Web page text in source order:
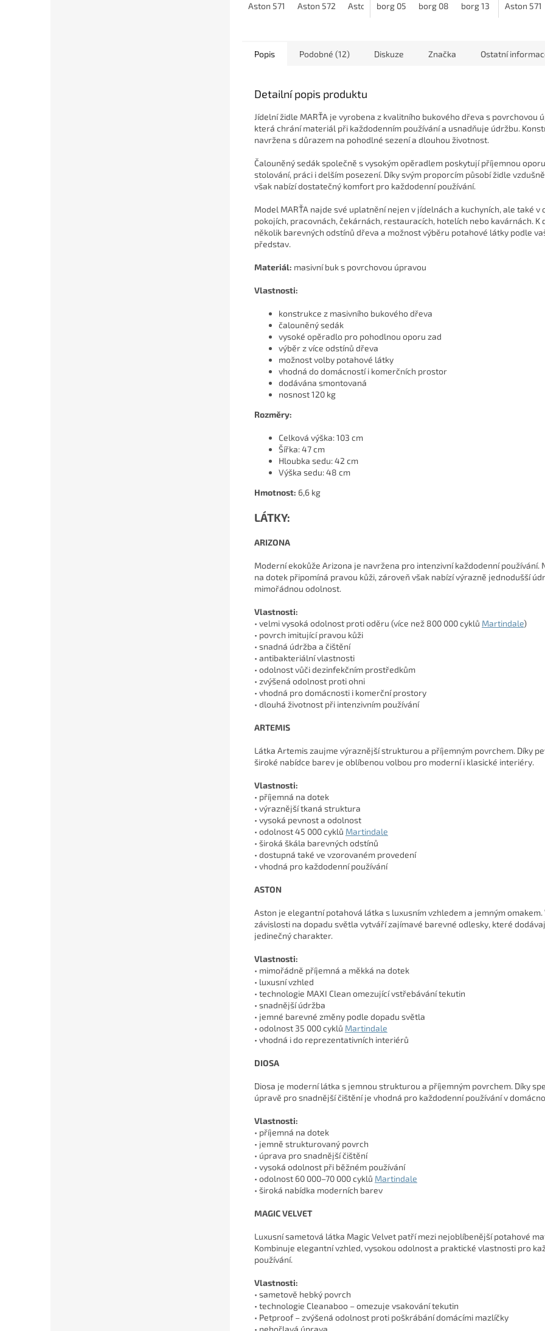
která dodává židli elegantní
Aston 571 Aston 572 Aston 573 Aston 574 Aston 575 Aston 576
ještě větší pohodlí....
borg 05 borg 08 borg 13 borg 17
vhodná
Aston 571
Popis Podobné (12) Diskuze Značka Ostatní
Detailní popis produktu
Jídelní židle MARŤA je vyrobena z kvalitního bukového dřeva s povrchovou
která chrání materiál při každodenním používání a usnadňuje údržbu.
navržena s důrazem na pohodlné sezení a dlouhou životnost.
Čalouněný sedák společně s vysokým opěradlem poskytují příjemnou
stolování, práci i delším posezení. Díky svým proporcím působí židle
však nabízí dostatečný komfort pro každodenní používání.
Model MARŤA najde své uplatnění nejen v jídelnách a kuchyních, ale také v
pokojích, pracovnách, čekárnách, restauracích, hotelích nebo kavárnách. K
několik barevných odstínů dřeva a možnost výběru potahové látky podle
představ.
Materiál: masivní buk s povrchovou úpravou
Vlastnosti:
konstrukce z masivního bukového dřeva
čalouněný sedák
vysoké opěradlo pro pohodlnou oporu zad
výběr z více odstínů dřeva
možnost volby potahové látky
vhodná do domácností i komerčních prostor
dodávána smontovaná
nosnost 120 kg
Rozměry:
Celková výška: 103 cm
Šířka: 47 cm
Hloubka sedu: 42 cm
Výška sedu: 48 cm
Hmotnost: 6,6 kg
LÁTKY:
ARIZONA
Moderní ekokůže Arizona je navržena pro intenzivní každodenní používání.
na dotek připomíná pravou kůži, zároveň však nabízí výrazně jednodušší
mimořádnou odolnost.
Vlastnosti:
• velmi vysoká odolnost proti oděru (více než 800 000 cyklů Martindale)
• povrch imitující pravou kůži
• snadná údržba a čištění
• antibakteriální vlastnosti
• odolnost vůči dezinfekčním prostředkům
• zvýšená odolnost proti ohni
• vhodná pro domácnosti i komerční prostory
• dlouhá životnost při intenzivním používání
ARTEMIS
Látka Artemis zaujme výraznější strukturou a příjemným povrchem. Díky
široké nabídce barev je oblíbenou volbou pro moderní i klasické interiéry.
Vlastnosti:
• příjemná na dotek
• výraznější tkaná struktura
• vysoká pevnost a odolnost
• odolnost 45 000 cyklů Martindale
• široká škála barevných odstínů
• dostupná také ve vzorovaném provedení
• vhodná pro každodenní používání
ASTON
Aston je elegantní potahová látka s luxusním vzhledem a jemným omakem.
závislosti na dopadu světla vytváří zajímavé barevné odlesky, které
jedinečný charakter.
Vlastnosti:
• mimořádně příjemná a měkká na dotek
• luxusní vzhled
• technologie MAXI Clean omezující vstřebávání tekutin
• snadnější údržba
• jemné barevné změny podle dopadu světla
• odolnost 35 000 cyklů Martindale
• vhodná i do reprezentativních interiérů
DIOSA
Diosa je moderní látka s jemnou strukturou a příjemným povrchem. Díky
úpravě pro snadnější čištění je vhodná pro každodenní používání v
Vlastnosti:
• příjemná na dotek
• jemně strukturovaný povrch
• úprava pro snadnější čištění
• vysoká odolnost při běžném používání
• odolnost 60 000–70 000 cyklů Martindale
• široká nabídka moderních barev
MAGIC VELVET
Luxusní sametová látka Magic Velvet patří mezi nejoblíbenější potahové
Kombinuje elegantní vzhled, vysokou odolnost a praktické vlastnosti pro
používání.
Vlastnosti:
• sametově hebký povrch
• technologie Cleanaboo – omezuje vsakování tekutin
• Petproof – zvýšená odolnost proti poškrábání domácími mazlíčky